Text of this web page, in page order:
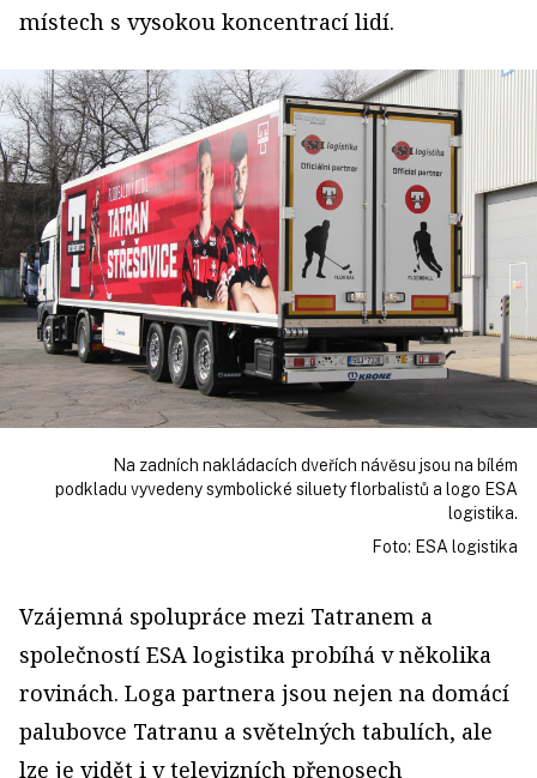
místech s vysokou koncentrací lidí.
Na zadních nakládacích dveřích návěsu jsou na bílém
podkladu vyvedeny symbolické siluety florbalistů a logo ESA
logistika.
Foto: ESA logistika
Vzájemná spolupráce mezi Tatranem a
společností ESA logistika probíhá v několika
rovinách. Loga partnera jsou nejen na domácí
palubovce Tatranu a světelných tabulích, ale
lze je vidět i v televizních přenosech